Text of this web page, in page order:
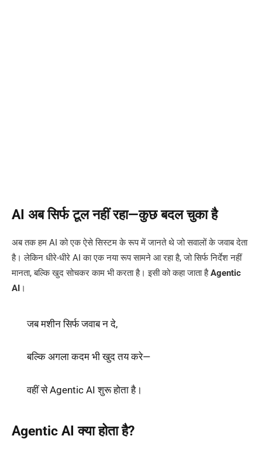
AI अब सिर्फ टूल नहीं रहा—कुछ बदल चुका है
अब तक हम AI को एक ऐसे सिस्टम के रूप में जानते थे जो सवालों के जवाब देता
है। लेकिन धीरे-धीरे AI का एक नया रूप सामने आ रहा है, जो सिर्फ निर्देश नहीं
मानता, बल्कि खुद सोचकर काम भी करता है। इसी को कहा जाता हैAgentic
AI ।
जब मशीन सिर्फ जवाब न दे,
बल्कि अगला कदम भी खुद तय करे—
वहीं से Agentic AI शुरू होता है।
Agentic AI क्या होता है?